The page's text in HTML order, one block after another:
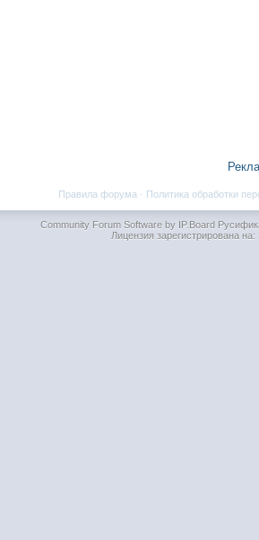
Политика обработки
Правила форума ·
Community Forum Software by IP.Board
Лицензия зарегистрирована